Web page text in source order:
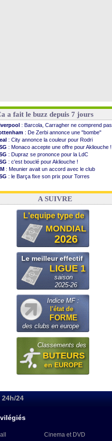
a fait le buzz depuis 7 jours
: Barcola, Carragher ne comprend pas
: De Zerbi annonce une "bombe"
: City annonce la couleur pour Rodri
: Monaco accepte une offre pour Akliouche !
: Dupraz se prononce pour la LdC
: c'est bouclé pour Akliouche !
: Meunier avait un accord avec le club
: le Barça fixe son prix pour Torres
: Torres souhaite rejoindre le PSG !
A SUIVRE
L'equipe type de
MONDIAL
2026
Le meilleur effectif
LIGUE 1
saison
2025-26
Indice MF :
l'état de
FORME
des clubs en europe
Classements des
BUTEURS
en EUROPE
24
Cinema et DVD